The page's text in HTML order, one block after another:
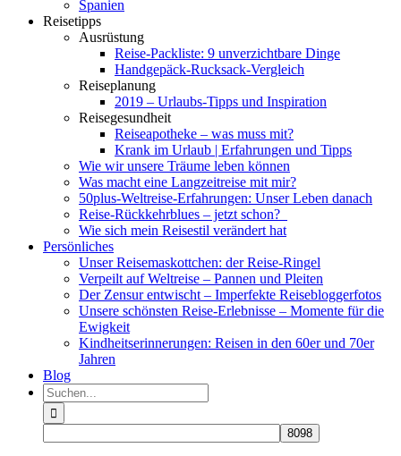
Spanien
Reisetipps
Ausrüstung
Reise-Packliste: 9 unverzichtbare Dinge
Handgepäck-Rucksack-Vergleich
Reiseplanung
2019 – Urlaubs-Tipps und Inspiration
Reisegesundheit
Reiseapotheke – was muss mit?
Krank im Urlaub | Erfahrungen und Tipps
Wie wir unsere Träume leben können
Was macht eine Langzeitreise mit mir?
50plus-Weltreise-Erfahrungen: Unser Leben danach
Reise-Rückkehrblues – jetzt schon?
Wie sich mein Reisestil verändert hat
Persönliches
Unser Reisemaskottchen: der Reise-Ringel
Verpeilt auf Weltreise – Pannen und Pleiten
Der Zensur entwischt – Imperfekte Reisebloggerfotos
Unsere schönsten Reise-Erlebnisse – Momente für die
Ewigkeit
Kindheitserinnerungen: Reisen in den 60er und 70er
Jahren
Blog
Suche
nach: